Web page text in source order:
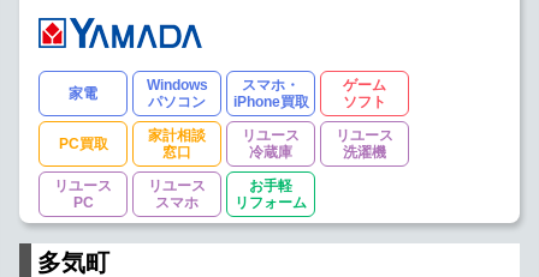
家電
Windows
パソコン
スマホ・
iPhone買取
ゲーム
ソフト
PC買取
家計相談
窓口
リユース
冷蔵庫
リユース
洗濯機
リユース
PC
リユース
スマホ
お手軽
リフォーム
多気町